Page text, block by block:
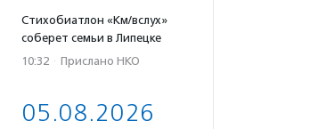
Стихобиатлон «Км/вслух»
соберет семьи в Липецке
10:32 · Прислано НКО
05.08.2026